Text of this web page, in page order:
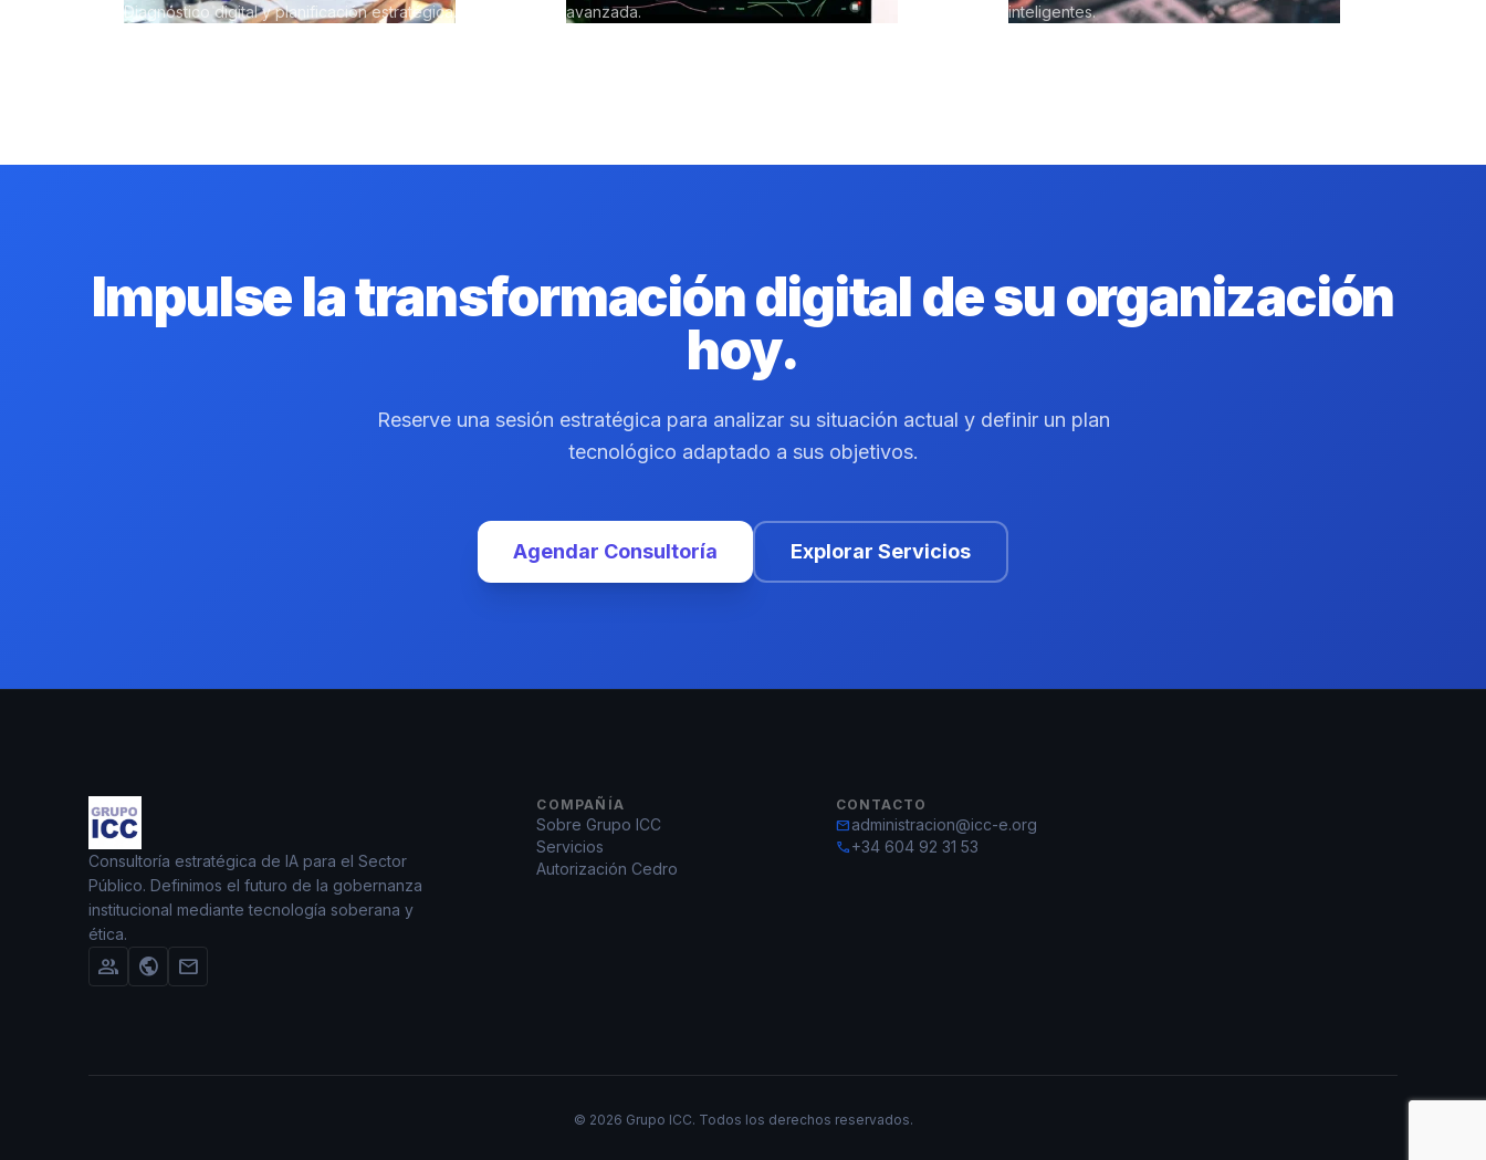
Diagnóstico digital y planificación estratégica.
avanzada.
inteligentes.
Impulse la transformación digital de su organización
hoy.
Reserve una sesión estratégica para analizar su situación actual y definir un plan
tecnológico adaptado a sus objetivos.
Agendar Consultoría Explorar Servicios
Consultoría estratégica de IA para el Sector
Público. Definimos el futuro de la gobernanza
institucional mediante tecnología soberana y
ética.
group public mail
COMPAÑÍA
Sobre Grupo ICC
Servicios
Autorización Cedro
CONTACTO
mailadministracion@icc-e.org
call+34 604 92 31 53
© 2026 Grupo ICC. Todos los derechos reservados.